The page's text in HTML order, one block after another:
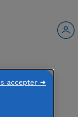
accepter ➜